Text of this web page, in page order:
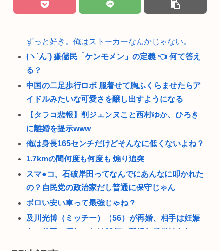
ずっと好き。俺はストーカーなんかじゃない。
(ヽ´ん`) 嫌儲民「ケンモメン」の定義 👈 何て答え
る？
中国の二足歩行ロボ 服着せて胸ふくらませたらア
イドルみたいな可愛さを醸し出すようになる
【タラコ悲報】削ジェンヌこと西村ゆか、ひろき
に離婚を提示www
俺は身長165センチだけどそんなに低くないよね？
1.7kmの間何度も何度も 煽り追突
スマ●コ、石破岸田ってなんでにあんなに叩かれた
の？自民党の政治家だし普通に保守じゃん
ボロい安い車って最強じゃね？
及川光博（ミッチー）（56）が再婚、相手は妊娠
自宅の庭でBBQをしていた男性、子供たちを守ろ